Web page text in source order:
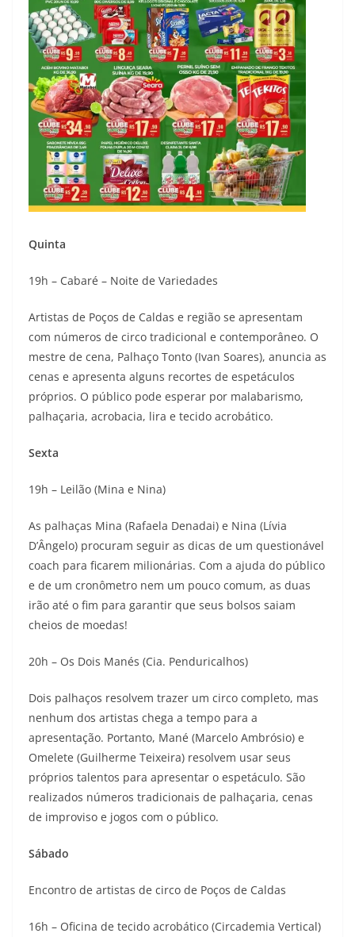
Quinta
19h – Cabaré – Noite de Variedades
Artistas de Poços de Caldas e região se apresentam
com números de circo tradicional e contemporâneo. O
mestre de cena, Palhaço Tonto (Ivan Soares), anuncia as
cenas e apresenta alguns recortes de espetáculos
próprios. O público pode esperar por malabarismo,
palhaçaria, acrobacia, lira e tecido acrobático.
Sexta
19h – Leilão (Mina e Nina)
As palhaças Mina (Rafaela Denadai) e Nina (Lívia
D’Ângelo) procuram seguir as dicas de um questionável
coach para ficarem milionárias. Com a ajuda do público
e de um cronômetro nem um pouco comum, as duas
irão até o fim para garantir que seus bolsos saiam
cheios de moedas!
20h – Os Dois Manés (Cia. Penduricalhos)
Dois palhaços resolvem trazer um circo completo, mas
nenhum dos artistas chega a tempo para a
apresentação. Portanto, Mané (Marcelo Ambrósio) e
Omelete (Guilherme Teixeira) resolvem usar seus
próprios talentos para apresentar o espetáculo. São
realizados números tradicionais de palhaçaria, cenas
de improviso e jogos com o público.
Sábado
Encontro de artistas de circo de Poços de Caldas
16h – Oficina de tecido acrobático (Circademia Vertical)